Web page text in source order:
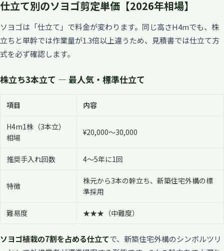
仕立て別のソヨゴ剪定単価【2026年相場】
ソヨゴは「仕立て」で料金が変わります。同じ高さH4mでも、株
立ちと単幹では作業量が1.3倍以上違うため、見積書では仕立て方
式を必ず確認します。
株立ち3本立て — 最人気・標準仕立て
項目 内容
H4m1株（3本立）
相場
¥20,000〜30,000
推奨手入れ回数 4〜5年に1回
特徴
株元から3本の幹立ち、新築住宅外構の標
準採用
難易度 ★★★（中難度）
ソヨゴ植栽の7割を占める仕立てで、新築住宅外構のシンボルツリ